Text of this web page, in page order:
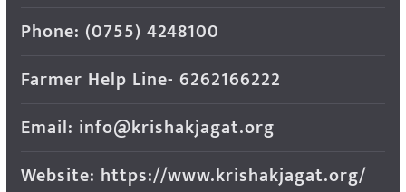
Phone: (0755) 4248100
Farmer Help Line- 6262166222
Email: info@krishakjagat.org
Website: https://www.krishakjagat.org/